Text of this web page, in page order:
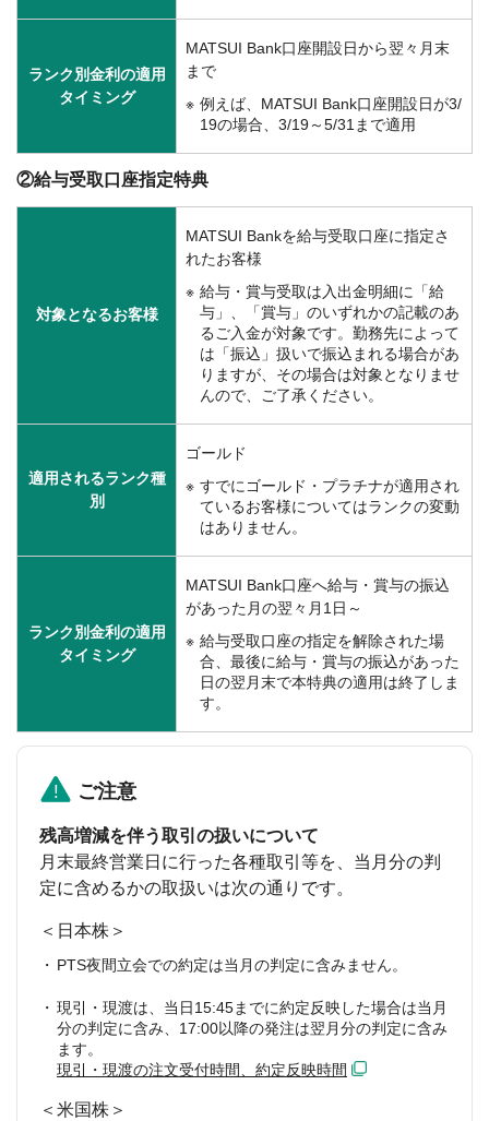
ランク別金利の適用
タイミング
MATSUI Bank口座開設日から翌々月末
まで
例えば、MATSUI Bank口座開設日が3/
19の場合、3/19～5/31まで適用
②給与受取口座指定特典
対象となるお客様
MATSUI Bankを給与受取口座に指定さ
れたお客様
給与・賞与受取は入出金明細に「給
与」、「賞与」のいずれかの記載のあ
るご入金が対象です。勤務先によって
は「振込」扱いで振込まれる場合があ
りますが、その場合は対象となりませ
んので、ご了承ください。
適用されるランク種
別
ゴールド
すでにゴールド・プラチナが適用され
ているお客様についてはランクの変動
はありません。
ランク別金利の適用
タイミング
MATSUI Bank口座へ給与・賞与の振込
があった月の翌々月1日～
給与受取口座の指定を解除された場
合、最後に給与・賞与の振込があった
日の翌月末で本特典の適用は終了しま
す。
ご注意
残高増減を伴う取引の扱いについて
月末最終営業日に行った各種取引等を、当月分の判
定に含めるかの取扱いは次の通りです。
＜日本株＞
PTS夜間立会での約定は当月の判定に含みません。
現引・現渡は、当日15:45までに約定反映した場合は当月
分の判定に含み、17:00以降の発注は翌月分の判定に含み
ます。
現引・現渡の注文受付時間、約定反映時間
＜米国株＞